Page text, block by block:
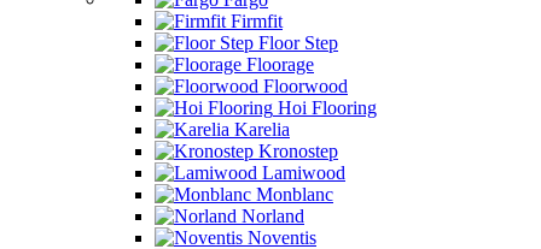
Firmfit
Floor Step
Floorage
Floorwood
Hoi Flooring
Karelia
Kronostep
Lamiwood
Monblanc
Norland
Noventis